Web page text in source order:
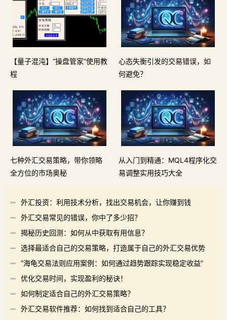
【量子混沌】“操盘管家”使用教
程
心态失衡引发的交易错误，如
何避免？
七种外汇交易策略，带你领略
全方位的市场奥秘
从入门到精通：MQL4程序化交
易调整实用技巧大全
外汇投资：利用技术分析，找出交易机会，让你赚到钱
外汇交易常见的错误，你中了多少招？
揭秘历史回测：如何从中获取有用信息？
选择最适合自己的交易策略，打造属于自己的外汇交易优势
“海龟交易法则应用案例：如何通过趋势跟踪实现稳定收益”
优化交易时间，实现盈利的秘诀！
如何制定适合自己的外汇交易策略？
外汇交易软件推荐：如何找到适合自己的工具？